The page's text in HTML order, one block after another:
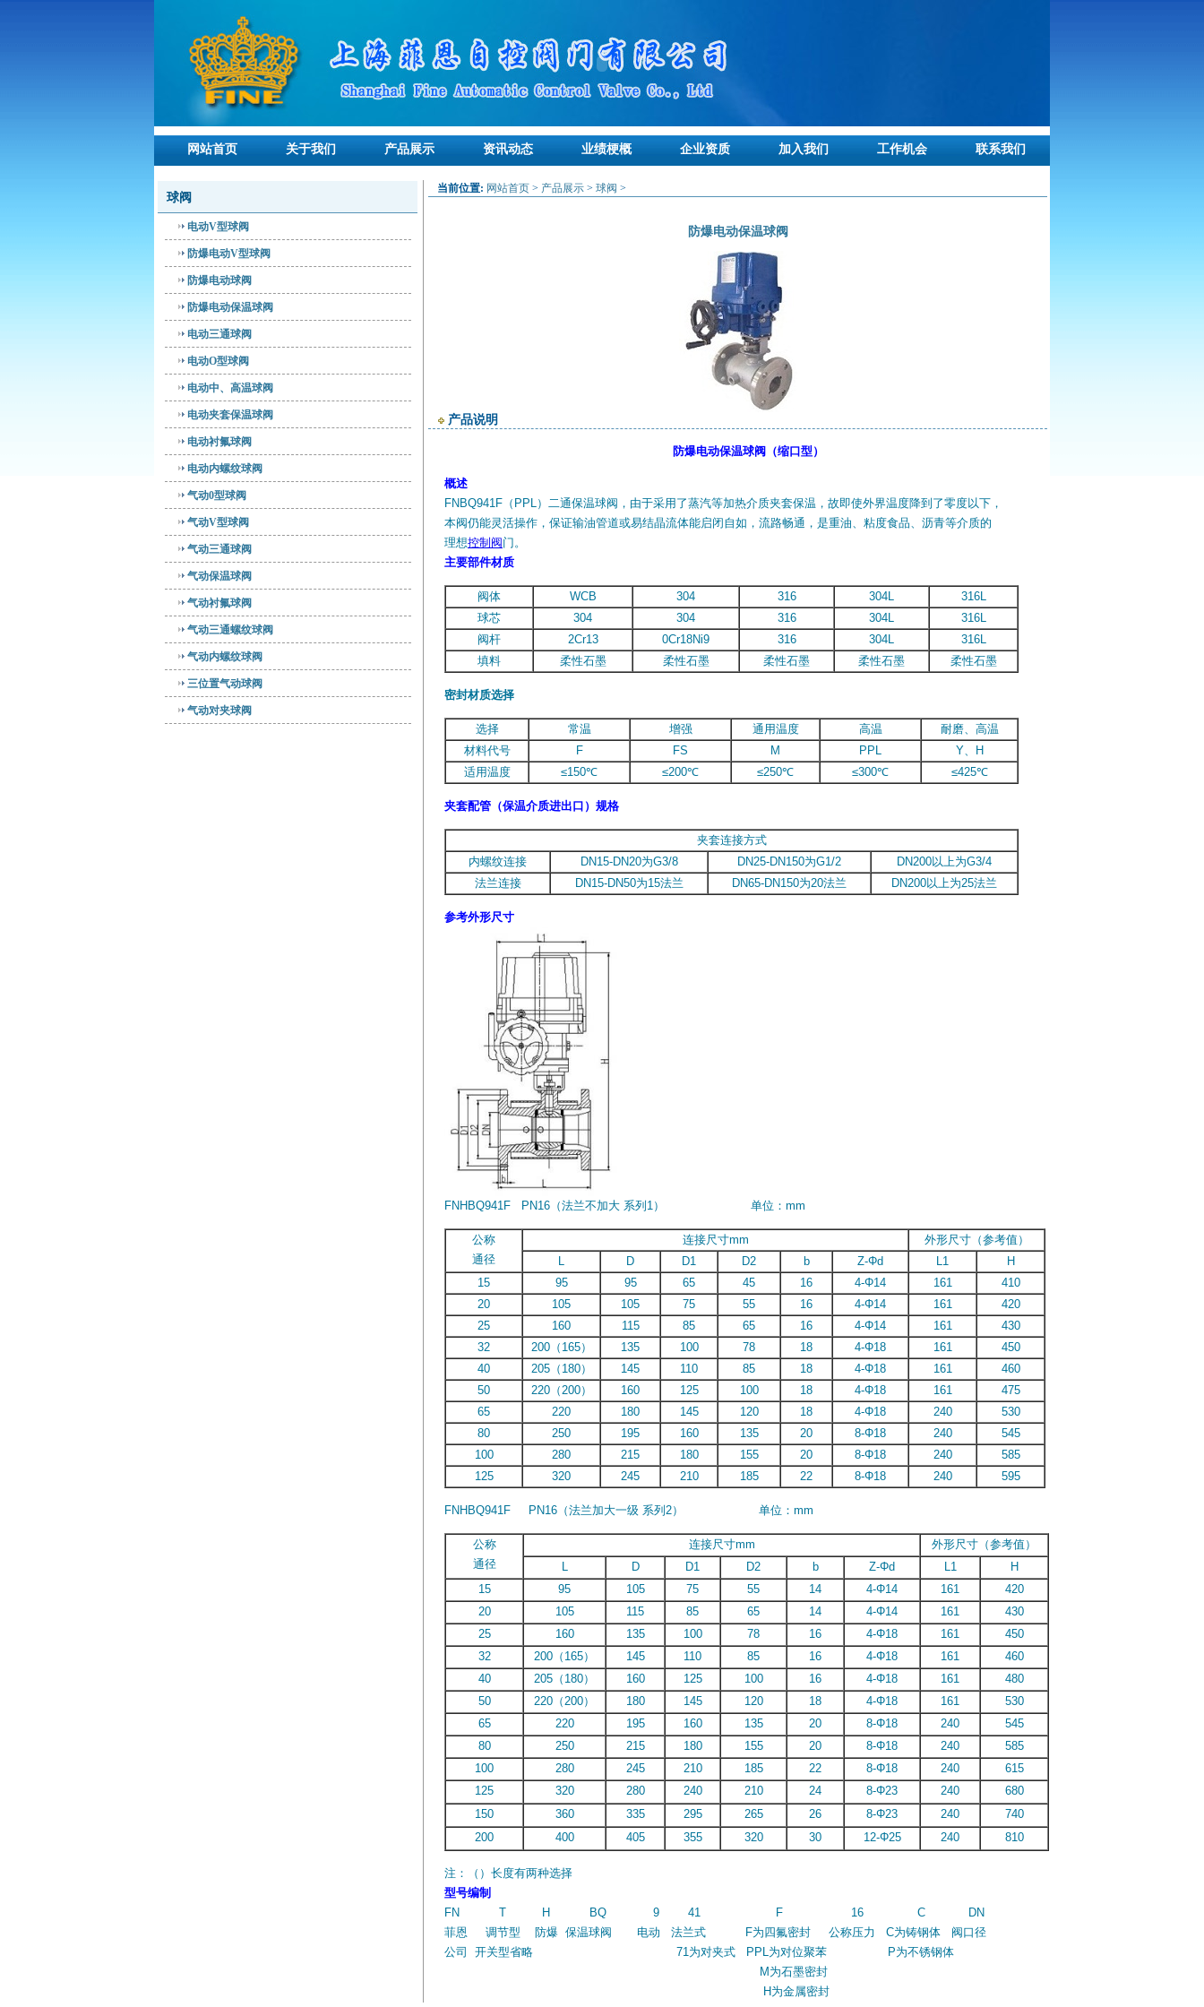
网站首页 关于我们 产品展示 资讯动态 业绩梗概 企业资质 加入我们 工作机会 联系我们
球阀
电动V型球阀
防爆电动V型球阀
防爆电动球阀
防爆电动保温球阀
电动三通球阀
电动O型球阀
电动中、高温球阀
电动夹套保温球阀
电动衬氟球阀
电动内螺纹球阀
气动0型球阀
气动V型球阀
气动三通球阀
气动保温球阀
气动衬氟球阀
气动三通螺纹球阀
气动内螺纹球阀
三位置气动球阀
气动对夹球阀
当前位置: 网站首页> 产品展示> 球阀 >
防爆电动保温球阀
产品说明
防爆电动保温球阀（缩口型）
概述
FNBQ941F（PPL）二通保温球阀，由于采用了蒸汽等加热介质夹套保温，故即使外界温度降到了零度以下，
本阀仍能灵活操作，保证输油管道或易结晶流体能启闭自如，流路畅通，是重油、粘度食品、沥青等介质的
理想控制阀门。
主要部件材质
阀体 WCB 304 316 304L
316L
球芯
304 304 316 304L
316L
阀杆
2Cr13 0Cr18Ni9 316 304L
316L
填料
柔性石墨 柔性石墨 柔性石墨 柔性石墨 柔性石墨
密封材质选择
选择 常温 增强 通用温度 高温
耐磨、高温
材料代号
F FS M PPL
Y、H
适用温度
≤150℃ ≤200℃ ≤250℃ ≤300℃ ≤425℃
夹套配管（保温介质进出口）规格
夹套连接方式
内螺纹连接
DN15-DN20为G3/8 DN25-DN150为G1/2
DN200以上为G3/4
法兰连接
DN15-DN50为15法兰 DN65-DN150为20法兰 DN200以上为25法兰
参考外形尺寸
FNHBQ941F PN16（法兰不加大 系列1） 单位：mm
公称
通径
连接尺寸mm
外形尺寸（参考值）
L
D D1 D2 b Z-Φd L1
H
15
95 95 65 45 16 4-Φ14 161
410
20
105 105 75 55 16 4-Φ14 161
420
25
160 115 85 65 16 4-Φ14 161
430
32
200（165） 135 100 78 18 4-Φ18 161
450
40
205（180） 145 110 85 18 4-Φ18 161
460
50
220（200） 160 125 100 18 4-Φ18 161
475
65
220 180 145 120 18 4-Φ18 240
530
80
250 195 160 135 20 8-Φ18 240
545
100
280 215 180 155 20 8-Φ18 240
585
125
320 245 210 185 22 8-Φ18 240 595
FNHBQ941F PN16（法兰加大一级 系列2） 单位：mm
公称
通径
连接尺寸mm
外形尺寸（参考值）
L
D D1 D2 b Z-Φd L1
H
15
95 105 75 55 14 4-Φ14 161
420
20
105 115 85 65 14 4-Φ14 161
430
25
160 135 100 78 16 4-Φ18 161
450
32
200（165） 145 110 85 16 4-Φ18 161
460
40
205（180） 160 125 100 16 4-Φ18 161
480
50
220（200） 180 145 120 18 4-Φ18 161
530
65
220 195 160 135 20 8-Φ18 240
545
80
250 215 180 155 20 8-Φ18 240
585
100
280 245 210 185 22 8-Φ18 240
615
125
320 280 240 210 24 8-Φ23 240
680
150
360 335 295 265 26 8-Φ23 240
740
200
400 405 355 320 30 12-Φ25 240 810
注：（）长度有两种选择
型号编制
FN T H BQ 9 41 F 16 C DN
菲恩 调节型 防爆 保温球阀 电动 法兰式 F为四氟密封 公称压力 C为铸钢体 阀口径
公司 开关型省略 71为对夹式 PPL为对位聚苯 P为不锈钢体
M为石墨密封
H为金属密封